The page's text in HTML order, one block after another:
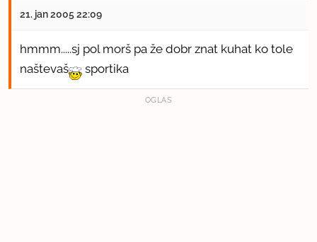
21. jan 2005 22:09
hmmm.....sj pol morš pa že dobr znat kuhat ko tole
naštevaš
sportika
OGLAS